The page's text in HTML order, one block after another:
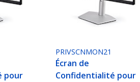
pour
PRIVSCNMON21
Écran de
Confidentialité pour